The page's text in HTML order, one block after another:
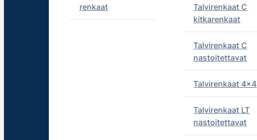
renkaat
Talvirenkaat C
kitkarenkaat
Talvirenkaat C
nastoitettavat
Talvirenkaat 4x4
Talvirenkaat LT
nastoitettavat